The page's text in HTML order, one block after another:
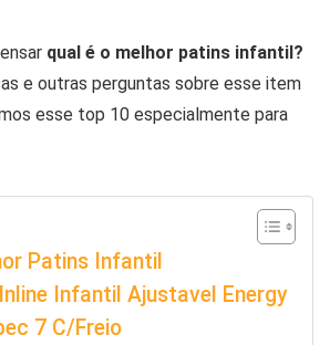
qual é o melhor patins infantil?
e outras perguntas sobre esse item
esse top 10 especialmente para
Patins Infantil
Infantil Ajustavel Energy
7 C/Freio